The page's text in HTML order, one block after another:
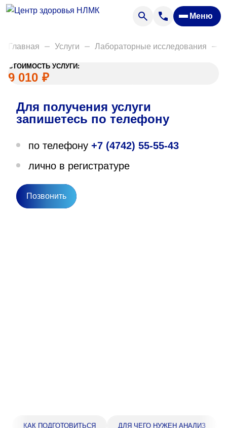
Меню
Анализы
Акции
Пациентам
Вакансии
О нас
Направления деятельности
Главная Услуги Лабораторные исследования
КАК ПОДГОТОВИТЬСЯ ДЛЯ ЧЕГО НУЖЕН АНАЛИЗ
СТОИМОСТЬ УСЛУГИ:
9 010 ₽
Для получения услуги
запишетесь по телефону
по телефону +7 (4742) 55-55-43
лично в регистратуре
Позвонить